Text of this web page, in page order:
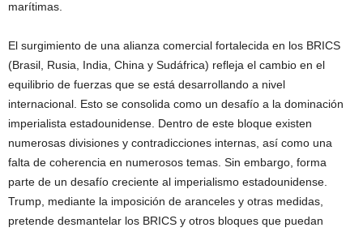
marítimas.
El surgimiento de una alianza comercial fortalecida en los BRICS
(Brasil, Rusia, India, China y Sudáfrica) refleja el cambio en el
equilibrio de fuerzas que se está desarrollando a nivel
internacional. Esto se consolida como un desafío a la dominación
imperialista estadounidense. Dentro de este bloque existen
numerosas divisiones y contradicciones internas, así como una
falta de coherencia en numerosos temas. Sin embargo, forma
parte de un desafío creciente al imperialismo estadounidense.
Trump, mediante la imposición de aranceles y otras medidas,
pretende desmantelar los BRICS y otros bloques que puedan